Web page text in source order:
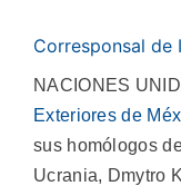
Corresponsal de
NACIONES
Exteriores de
sus homólogos
Ucrania, Dmytro